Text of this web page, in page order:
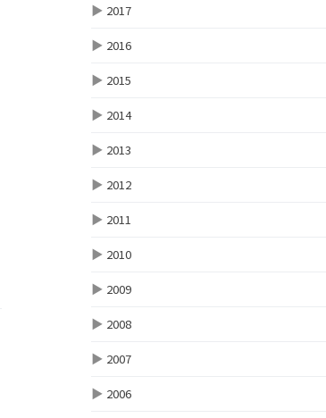
▶ 2017
▶ 2016
▶ 2015
▶ 2014
▶ 2013
▶ 2012
▶ 2011
▶ 2010
▶ 2009
▶ 2008
▶ 2007
▶ 2006